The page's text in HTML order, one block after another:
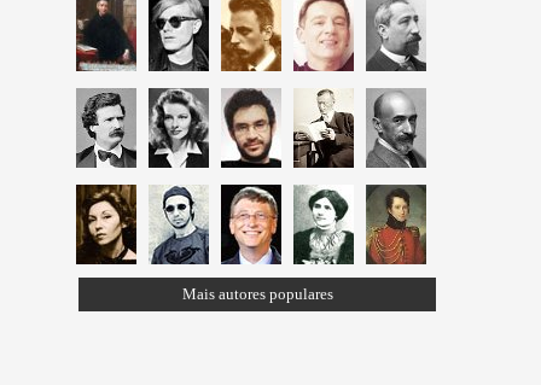
Mais autores populares